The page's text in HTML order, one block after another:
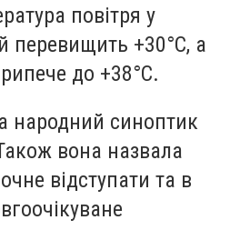
повітря у
перевищить +30°С, а
до +38°С.
народний синоптик
вона назвала
відступати та в